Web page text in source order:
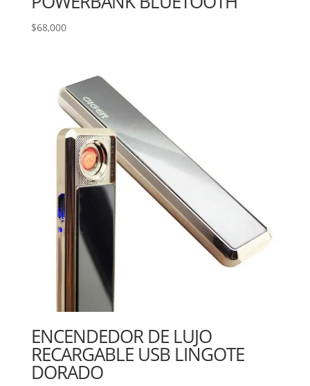
$68,000
ENCENDEDOR DE LUJO
RECARGABLE USB LINGOTE
DORADO